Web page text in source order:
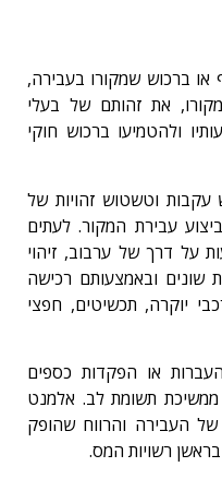
או ברכוש שמקורו בעבירה,
את זהותם של בעלי
ולהטמיעו ברכוש חוקי
וטשטוש זהויות של
עבירת המקור. לעתים
על דרך של ערבוב, זיהוי
שונים ובאמצעותם רכישה
יוקרה, תכשיטים, חפצי
או הפקדות כספים
ממשיכת תשומת לב. אלמנט
העבירה והרווח שהופק
רשויות המס.